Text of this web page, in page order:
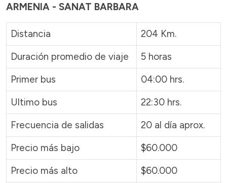
ARMENIA - SANAT BARBARA
Distancia
204 Km.
Duración promedio de viaje
5 horas
Primer bus
04:00 hrs.
Ultimo bus
22:30 hrs.
Frecuencia de salidas
20 al día aprox.
Precio más bajo
$60.000
Precio más alto
$60.000